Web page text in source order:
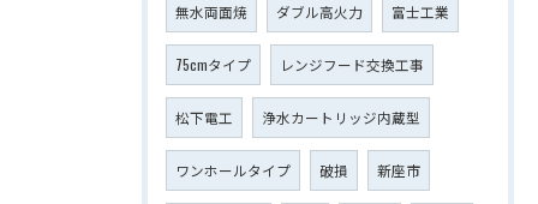
無水両面焼 ダブル高火力 富士工業
75cmタイプ レンジフード交換工事
松下電工 浄水カートリッジ内蔵型
ワンホールタイプ 破損 新座市